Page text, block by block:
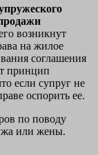
возникнут
на жилое
соглашения
принцип
если супруг не
оспорить ее.
по поводу
или жены.